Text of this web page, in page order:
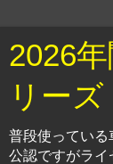
2026
リーズ
普段使ってい
公認ですがライ